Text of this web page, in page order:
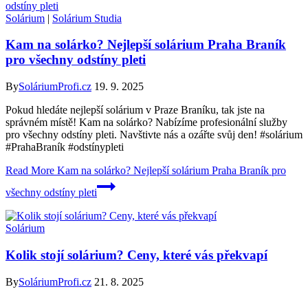
Solárium | Solárium Studia
Kam na solárko? Nejlepší solárium Praha Braník
pro všechny odstíny pleti
BySoláriumProfi.cz 19. 9. 2025
Pokud hledáte nejlepší solárium v Praze Braníku, tak jste na
správném místě! Kam na solárko? Nabízíme profesionální služby
pro všechny odstíny pleti. Navštivte nás a ozářte svůj den! #solárium
#PrahaBraník #odstínypleti
Read More Kam na solárko? Nejlepší solárium Praha Braník pro
všechny odstíny pleti
Solárium
Kolik stojí solárium? Ceny, které vás překvapí
BySoláriumProfi.cz 21. 8. 2025